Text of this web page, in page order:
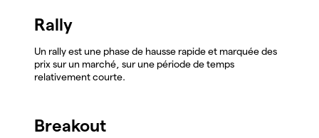
Rally
Un rally est une phase de hausse rapide et marquée des
prix sur un marché, sur une période de temps
relativement courte.
Breakout